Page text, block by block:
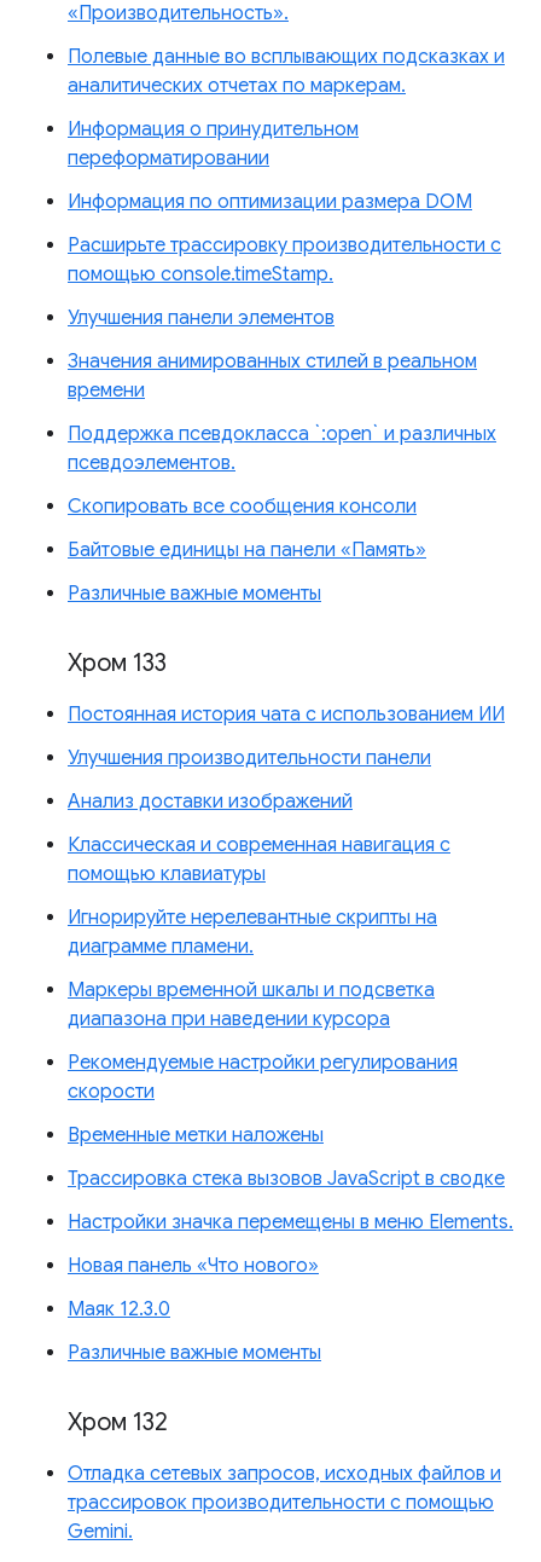
«Производительность».
Полевые данные во всплывающих подсказках и
аналитических отчетах по маркерам.
Информация о принудительном
переформатировании
Информация по оптимизации размера DOM
Расширьте трассировку производительности с
помощью console.timeStamp.
Улучшения панели элементов
Значения анимированных стилей в реальном
времени
Поддержка псевдокласса `:open` и различных
псевдоэлементов.
Скопировать все сообщения консоли
Байтовые единицы на панели «Память»
Различные важные моменты
Хром 133
Постоянная история чата с использованием ИИ
Улучшения производительности панели
Анализ доставки изображений
Классическая и современная навигация с
помощью клавиатуры
Игнорируйте нерелевантные скрипты на
диаграмме пламени.
Маркеры временной шкалы и подсветка
диапазона при наведении курсора
Рекомендуемые настройки регулирования
скорости
Временные метки наложены
Трассировка стека вызовов JavaScript в сводке
Настройки значка перемещены в меню Elements.
Новая панель «Что нового»
Маяк 12.3.0
Различные важные моменты
Хром 132
Отладка сетевых запросов, исходных файлов и
трассировок производительности с помощью
Gemini.